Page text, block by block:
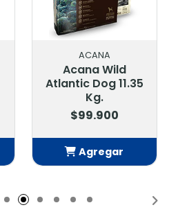
ACANA
Acana
Meadowland Dog
11.3 Kg.
$95.900
Agregar